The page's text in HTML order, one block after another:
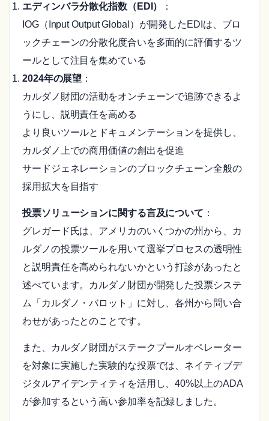
エディンバラ分散化指数（EDI）
：
IOG（Input Output Global）が開発したEDIは、ブロ
ックチェーンの分散化度合いを多面的に評価するツ
ールとして注目を集めている
2024年の展望 ：
カルダノ財団の活動をオンチェーンで追跡できるよ
うにし、説明責任を高める
より良いツールとドキュメンテーションを提供し、
カルダノ上での商用価値の創出を促進
サードジェネレーションのブロックチェーン全般の
採用拡大を目指す
投票ソリューションに関する言及について ：
グレガード氏は、アメリカのいくつかの州から、カ
ルダノの投票ツールを用いて選挙プロセスの透明性
と説明責任を高められないかという打診があったと
述べています。カルダノ財団が開発した投票システ
ム「カルダノ・バロット」に対し、各州から問い合
わせがあったとのことです。
また、カルダノ財団がステークプールオペレーター
を対象に実施した実験的な投票では、ネイティブデ
ジタルアイデンティティを活用し、40%以上のADA
が参加するという高い参加率を記録しました。